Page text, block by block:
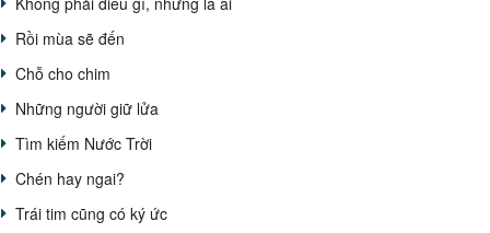
Rồi mùa sẽ đến
Chỗ cho chim
Những người giữ lửa
Tìm kiếm Nước Trời
Chén hay ngai?
Trái tim cũng có ký ức